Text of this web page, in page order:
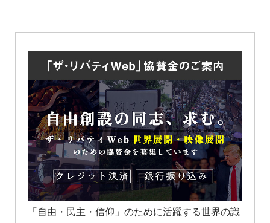
「自由・民主・信仰」のために活躍する世界の識